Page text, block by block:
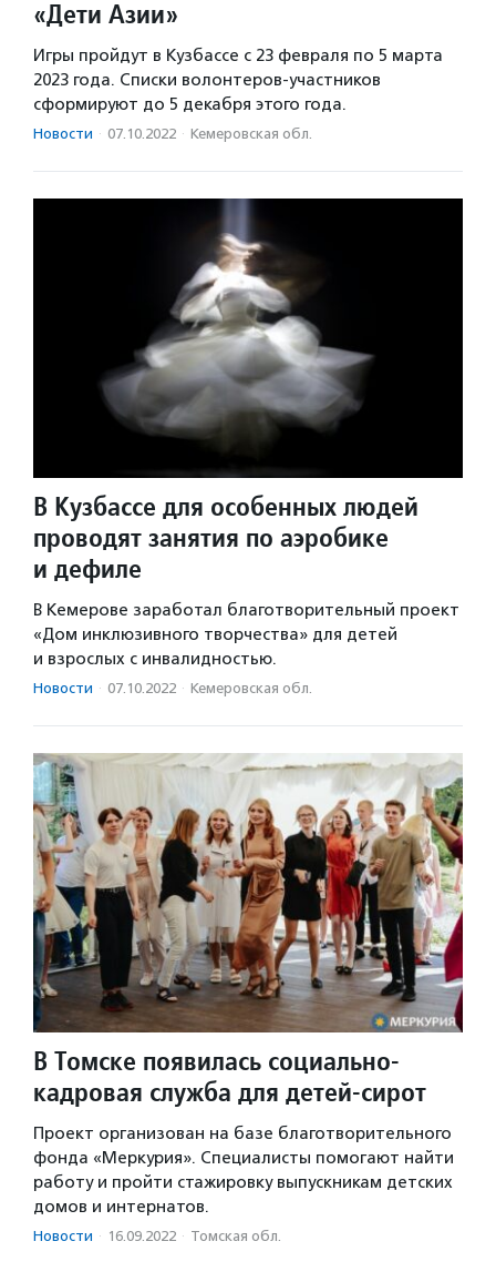
«Дети Азии»
Игры пройдут в Кузбассе с 23 февраля по 5 марта
2023 года. Списки волонтеров-участников
сформируют до 5 декабря этого года.
Новости · 07.10.2022 · Кемеровская обл.
В Кузбассе для особенных людей
проводят занятия по аэробике
и дефиле
В Кемерове заработал благотворительный проект
«Дом инклюзивного творчества» для детей
и взрослых с инвалидностью.
Новости · 07.10.2022 · Кемеровская обл.
В Томске появилась социально-
кадровая служба для детей-сирот
Проект организован на базе благотворительного
фонда «Меркурия». Специалисты помогают найти
работу и пройти стажировку выпускникам детских
домов и интернатов.
Новости · 16.09.2022 · Томская обл.